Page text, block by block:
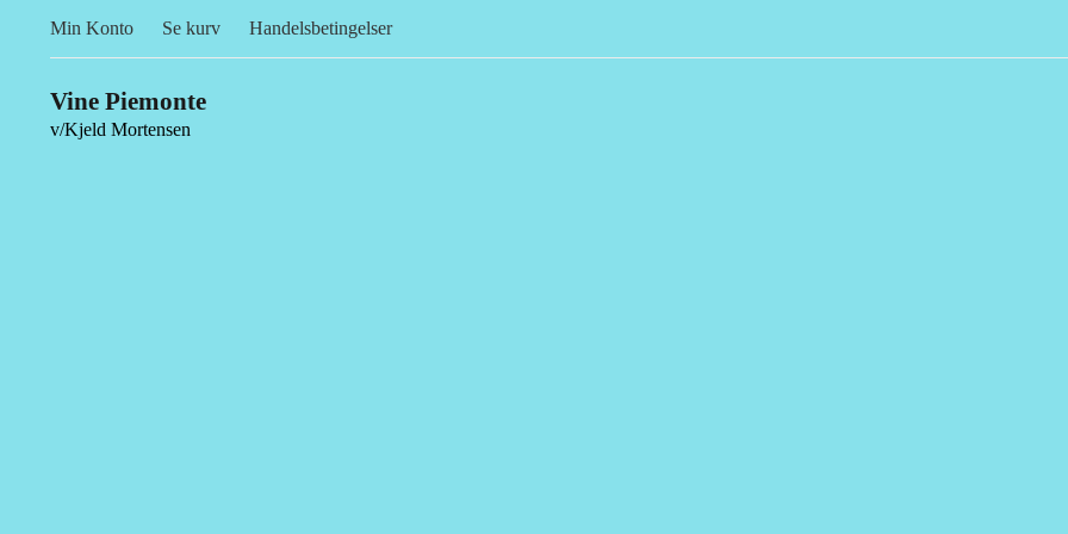
Min Konto Se kurv Handelsbetingelser
Vine Piemonte
v/Kjeld Mortensen